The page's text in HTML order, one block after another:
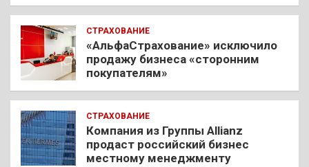
СТРАХОВАНИЕ
«АльфаСтрахование» исключило
продажу бизнеса «сторонним
покупателям»
СТРАХОВАНИЕ
Компания из Группы Allianz
продаст российский бизнес
местному менеджменту